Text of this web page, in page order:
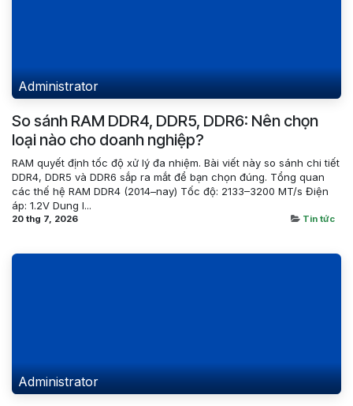
Administrator
So sánh RAM DDR4, DDR5, DDR6: Nên chọn
loại nào cho doanh nghiệp?
RAM quyết định tốc độ xử lý đa nhiệm. Bài viết này so sánh chi tiết
DDR4, DDR5 và DDR6 sắp ra mắt để bạn chọn đúng. Tổng quan
các thế hệ RAM DDR4 (2014–nay) Tốc độ: 2133–3200 MT/s Điện
áp: 1.2V Dung l...
20 thg 7, 2026 Tin tức
Administrator